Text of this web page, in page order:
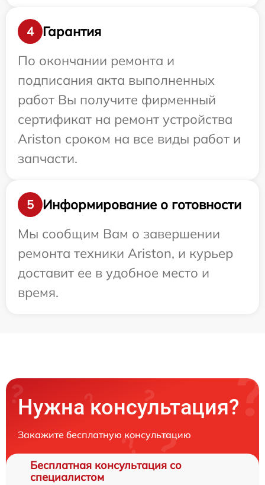
4
Гарантия
По окончании ремонта и
подписания акта выполненных
работ Вы получите фирменный
сертификат на ремонт устройства
Ariston сроком на все виды работ и
запчасти.
5
Информирование о готовности
Мы сообщим Вам о завершении
ремонта техники Ariston, и курьер
доставит ее в удобное место и
время.
Нужна консультация?
Закажите бесплатную консультацию
Бесплатная консультация со
специалистом